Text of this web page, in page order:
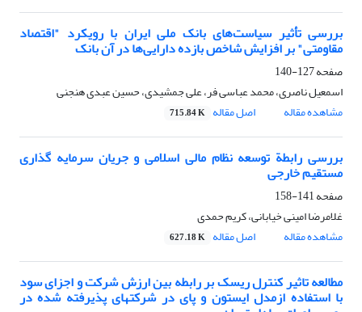
بررسی تأثیر سیاست‌های بانک ملی ایران با رویکرد "اقتصاد
مقاومتی" بر افزایش شاخص بازده دارایی‌ها در آن بانک
صفحه127-140
اسمعیل ناصری، محمد عباسی فر، علی جمشیدی، حسین عبدی هنجنی
مشاهده مقاله
اصل مقاله 715.84 K
بررسی رابطة توسعه نظام مالی اسلامی و جریان سرمایه گذاری
مستقیم خارجی
صفحه141-158
غلامرضا امینی خیابانی، کریم حمدی
مشاهده مقاله
اصل مقاله 627.18 K
مطالعه تاثیر کنترل ریسک بر رابطه بین ارزش شرکت و اجزای سود
با استفاده ازمدل ایستون و پای در شرکتهای پذیرفته شده در